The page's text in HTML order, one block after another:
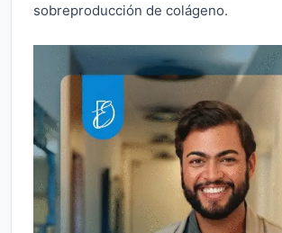
sobreproducción de colágeno.